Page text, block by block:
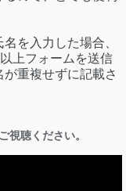
を入力した場合、
上フォームを送信
重複せずに記載さ
視聴ください。